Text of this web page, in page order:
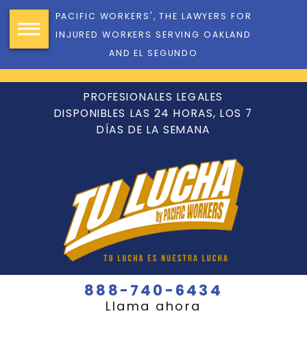
PACIFIC WORKERS', THE LAWYERS FOR
INJURED WORKERS SERVING OAKLAND
AND EL SEGUNDO
PROFESIONALES LEGALES
DISPONIBLES LAS 24 HORAS, LOS 7
DÍAS DE LA SEMANA
888-740-6434
Llama ahora